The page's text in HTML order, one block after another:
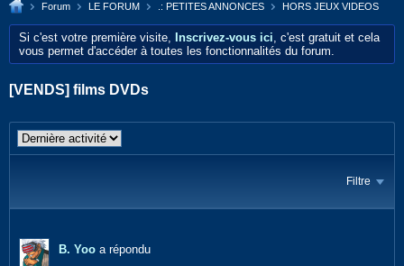
Forum LE FORUM .: PETITES ANNONCES HORS JEUX VIDEOS
Si c'est votre première visite, Inscrivez-vous ici, c'est gratuit et cela
vous permet d'accéder à toutes les fonctionnalités du forum.
[VENDS] films DVDs
Filtre
B. Yoo a répondu